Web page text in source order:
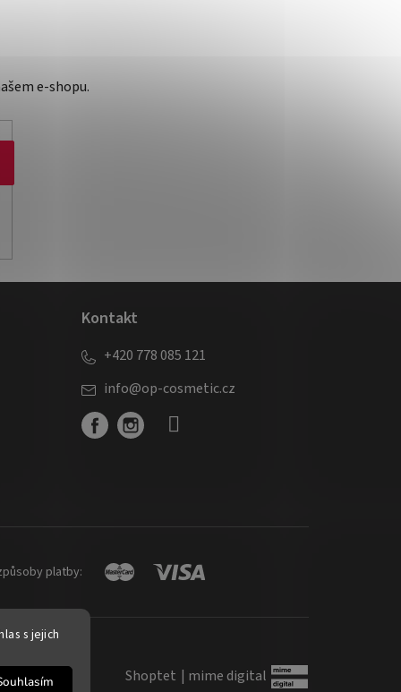
s jejich
e-shopu.
Kontakt
info@op-cosmetic.cz
+420 778 085 121
platby:
Shoptet | mime digital